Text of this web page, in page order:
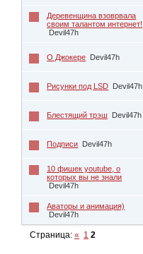
Деревенщина взоврвала
своим талантом интернет!
Devil47h
О Джокере Devil47h
Рисунки под LSD Devil47h
Блестящий трэш Devil47h
Подписи Devil47h
10 фишек youtube, о
которых вы не знали
Devil47h
Аваторы и анимация)
Devil47h
Страница:« 1 2